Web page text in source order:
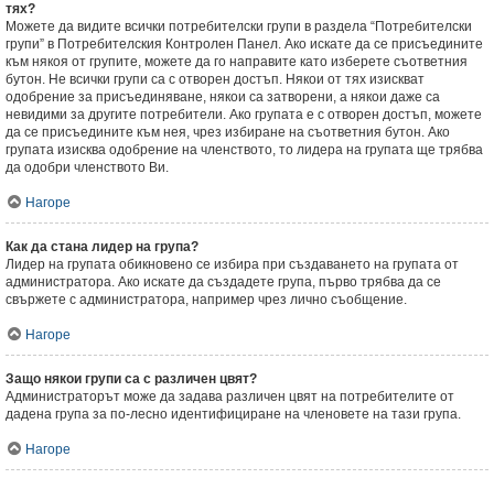
тях?
Можете да видите всички потребителски групи в раздела “Потребителски
групи” в Потребителския Контролен Панел. Ако искате да се присъедините
към някоя от групите, можете да го направите като изберете съответния
бутон. Не всички групи са с отворен достъп. Някои от тях изискват
одобрение за присъединяване, някои са затворени, а някои даже са
невидими за другите потребители. Ако групата е с отворен достъп, можете
да се присъедините към нея, чрез избиране на съответния бутон. Ако
групата изисква одобрение на членството, то лидера на групата ще трябва
да одобри членството Ви.
Нагоре
Как да стана лидер на група?
Лидер на групата обикновено се избира при създаването на групата от
администратора. Ако искате да създадете група, първо трябва да се
свържете с администратора, например чрез лично съобщение.
Нагоре
Защо някои групи са с различен цвят?
Администраторът може да задава различен цвят на потребителите от
дадена група за по-лесно идентифициране на членовете на тази група.
Нагоре